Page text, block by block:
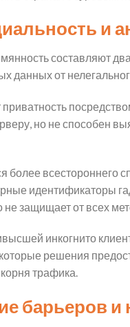
и
составляют
данных от
но не способен
более всестороннего
идентификаторы
защищает от всех
инкогнито
решения
трафика.
барьеров